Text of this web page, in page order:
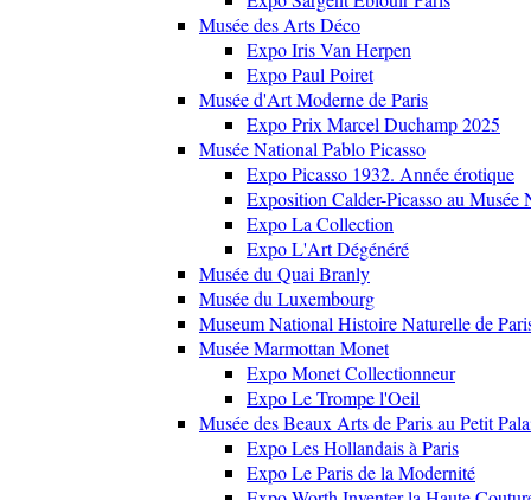
Musée des Arts Déco
Expo Iris Van Herpen
Expo Paul Poiret
Musée d'Art Moderne de Paris
Expo Prix Marcel Duchamp 2025
Musée National Pablo Picasso
Expo Picasso 1932. Année érotique
Exposition Calder-Picasso au Musée
Expo La Collection
Expo L'Art Dégénéré
Musée du Quai Branly
Musée du Luxembourg
Museum National Histoire Naturelle de
Musée Marmottan Monet
Expo Monet Collectionneur
Expo Le Trompe l'Oeil
Musée des Beaux Arts de Paris au Petit
Expo Les Hollandais à Paris
Expo Le Paris de la Modernité